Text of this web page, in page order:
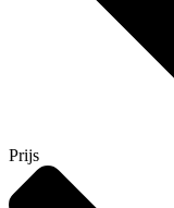
Prijs